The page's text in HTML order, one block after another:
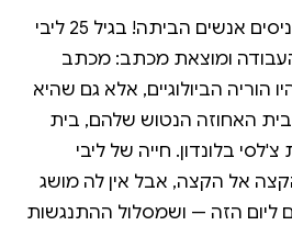
היזהרו לפני שאתם מכניסים אנשים הביתה! בגיל 25 ליבי
ומוצאת מכתב: מכתב
הביולוגיים, אלא גם שהיא
האחוזה הנטוש שלהם, בית
בלונדון. חייה של ליבי
אל הקצה, אבל אין לה מושג
ליום הזה — ושמסלול ההתנגשות
וחמש שנים קודם כן הוזעקה